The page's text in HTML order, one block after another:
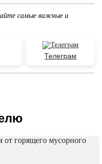
самые важные и
Телеграм